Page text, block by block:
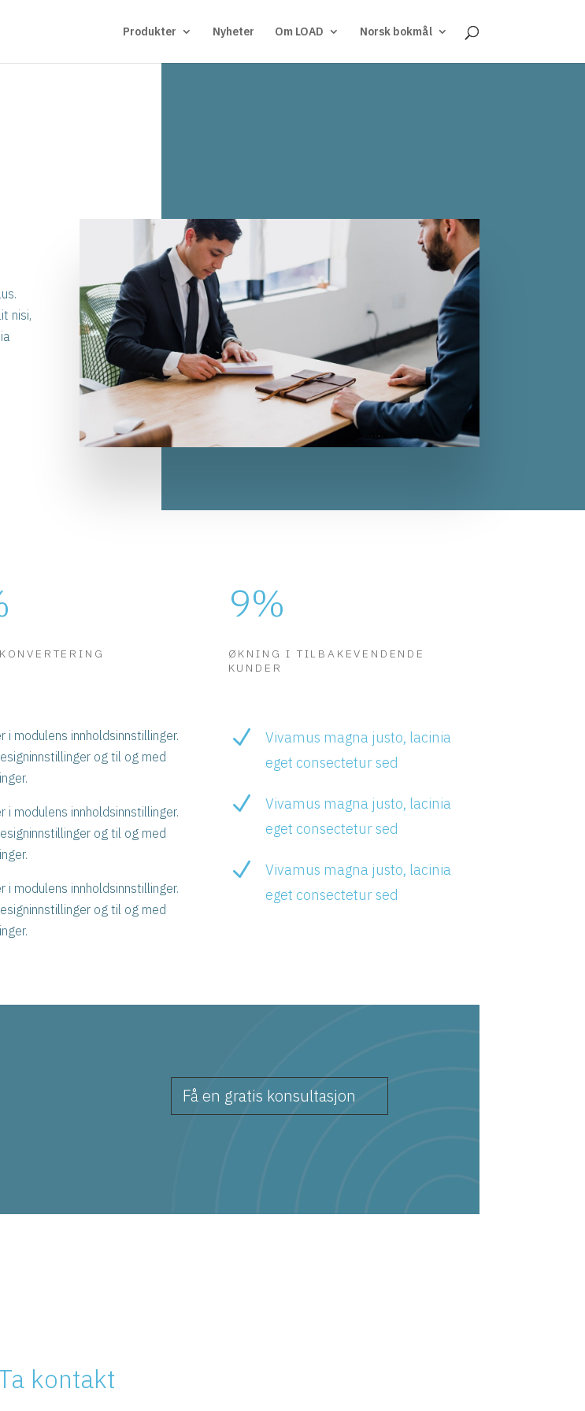
Produkter Nyheter Om LOAD Norsk bokmål
nisi,
9%
ØKNING I TILBAKEVENDENDE
KUNDER
modulens innholdsinnstillinger.
og til og med
modulens innholdsinnstillinger.
og til og med
modulens innholdsinnstillinger.
og til og med
N
Vivamus magna justo, lacinia
eget consectetur sed
N
Vivamus magna justo, lacinia
eget consectetur sed
N
Vivamus magna justo, lacinia
eget consectetur sed
Få en gratis konsultasjon
kontakt